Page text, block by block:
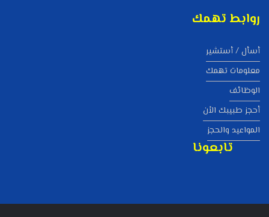
روابط تهمك
أسأل / أستشير
معلومات تهمك
الوظائف
أحجز طبيبك الاْن
المواعيد والحجز
تابعونا